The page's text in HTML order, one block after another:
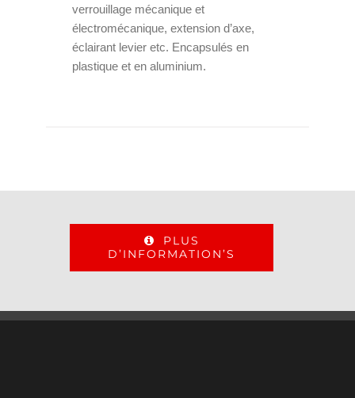
verrouillage mécanique et
électromécanique, extension d’axe,
éclairant levier etc. Encapsulés en
plastique et en aluminium.
PLUS
D’INFORMATION’S